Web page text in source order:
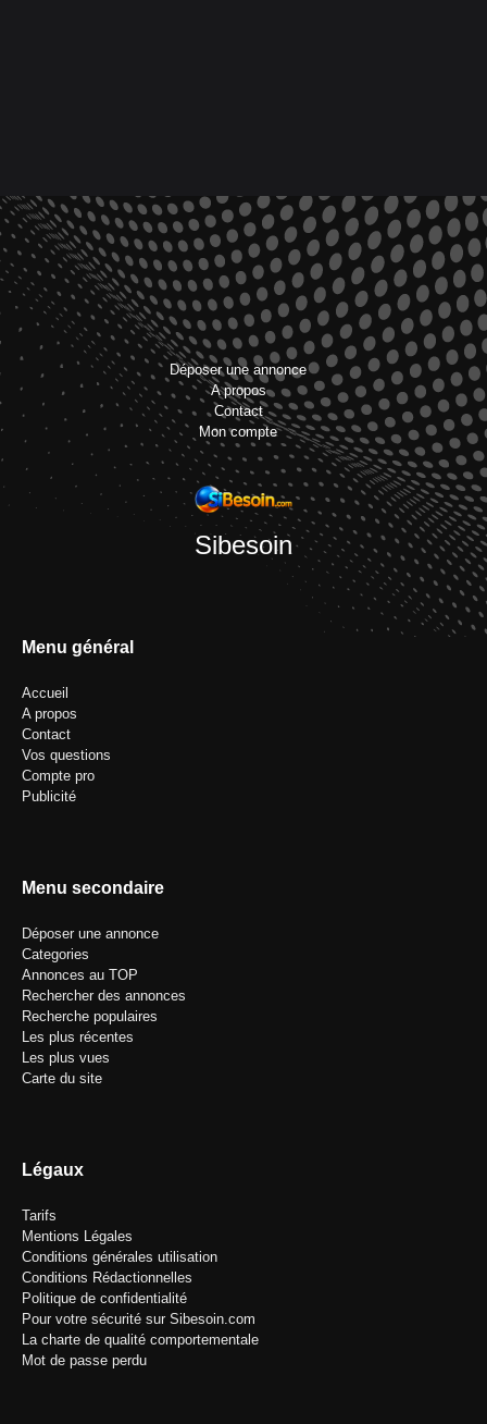
Déposer une annonce
A propos
Contact
Mon compte
Sibesoin
Menu général
Accueil
A propos
Contact
Vos questions
Compte pro
Publicité
Menu secondaire
Déposer une annonce
Categories
Annonces au TOP
Rechercher des annonces
Recherche populaires
Les plus récentes
Les plus vues
Carte du site
Légaux
Tarifs
Mentions Légales
Conditions générales utilisation
Conditions Rédactionnelles
Politique de confidentialité
Pour votre sécurité sur Sibesoin.com
La charte de qualité comportementale
Mot de passe perdu